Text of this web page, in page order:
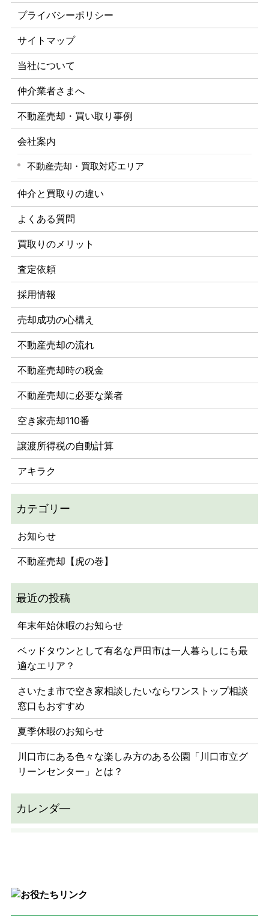
プライバシーポリシー
サイトマップ
当社について
仲介業者さまへ
不動産売却・買い取り事例
会社案内
不動産売却・買取対応エリア
仲介と買取りの違い
よくある質問
買取りのメリット
査定依頼
採用情報
売却成功の心構え
不動産売却の流れ
不動産売却時の税金
不動産売却に必要な業者
空き家売却110番
譲渡所得税の自動計算
アキラク
お知らせ
不動産売却【虎の巻】
年末年始休暇のお知らせ
ベッドタウンとして有名な戸田市は一人暮らしにも最
適なエリア？
さいたま市で空き家相談したいならワンストップ相談
窓口もおすすめ
夏季休暇のお知らせ
川口市にある色々な楽しみ方のある公園「川口市立グ
リーンセンター」とは？